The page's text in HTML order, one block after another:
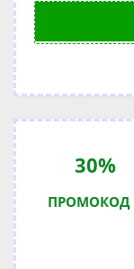
30%
ПРОМОКОД